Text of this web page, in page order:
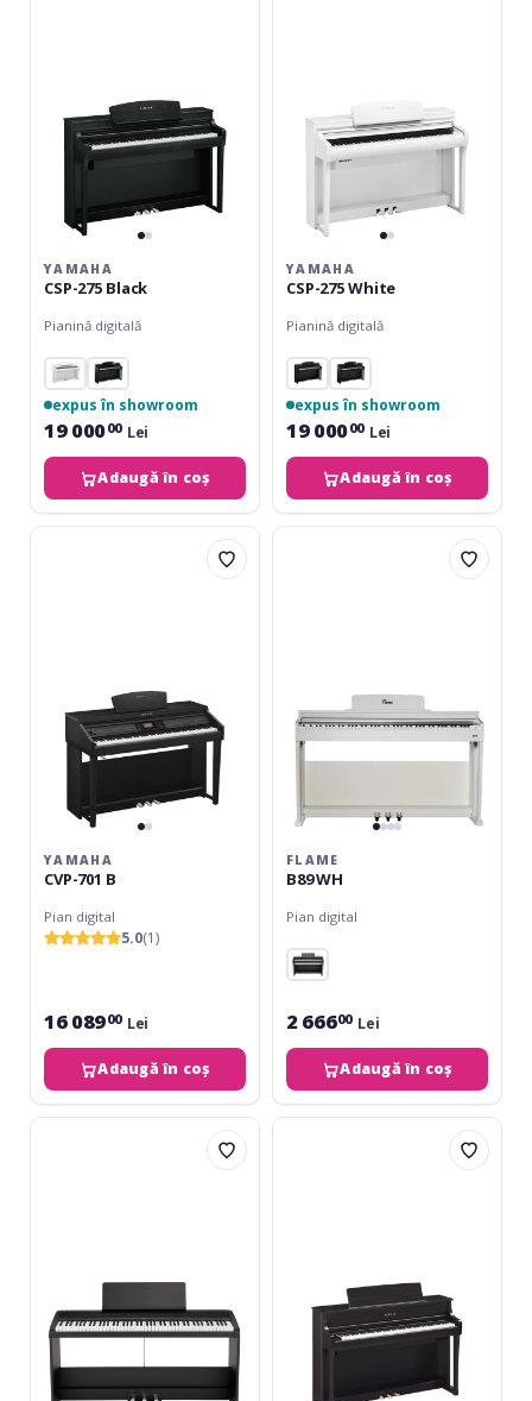
YAMAHA
CSP-275 Black
Pianină digitală
expus în showroom
19 00000 Lei
Adaugă în coș
YAMAHA
CSP-275 White
Pianină digitală
expus în showroom
19 00000 Lei
Adaugă în coș
Yamaha
YAMAHA
CVP-701 B
Pian digital
5.0(1)
16 08900 Lei
Adaugă în coș
Flame
FLAME
B89 WH
Pian digital
2 66600 Lei
Adaugă în coș
Korg
Yamaha